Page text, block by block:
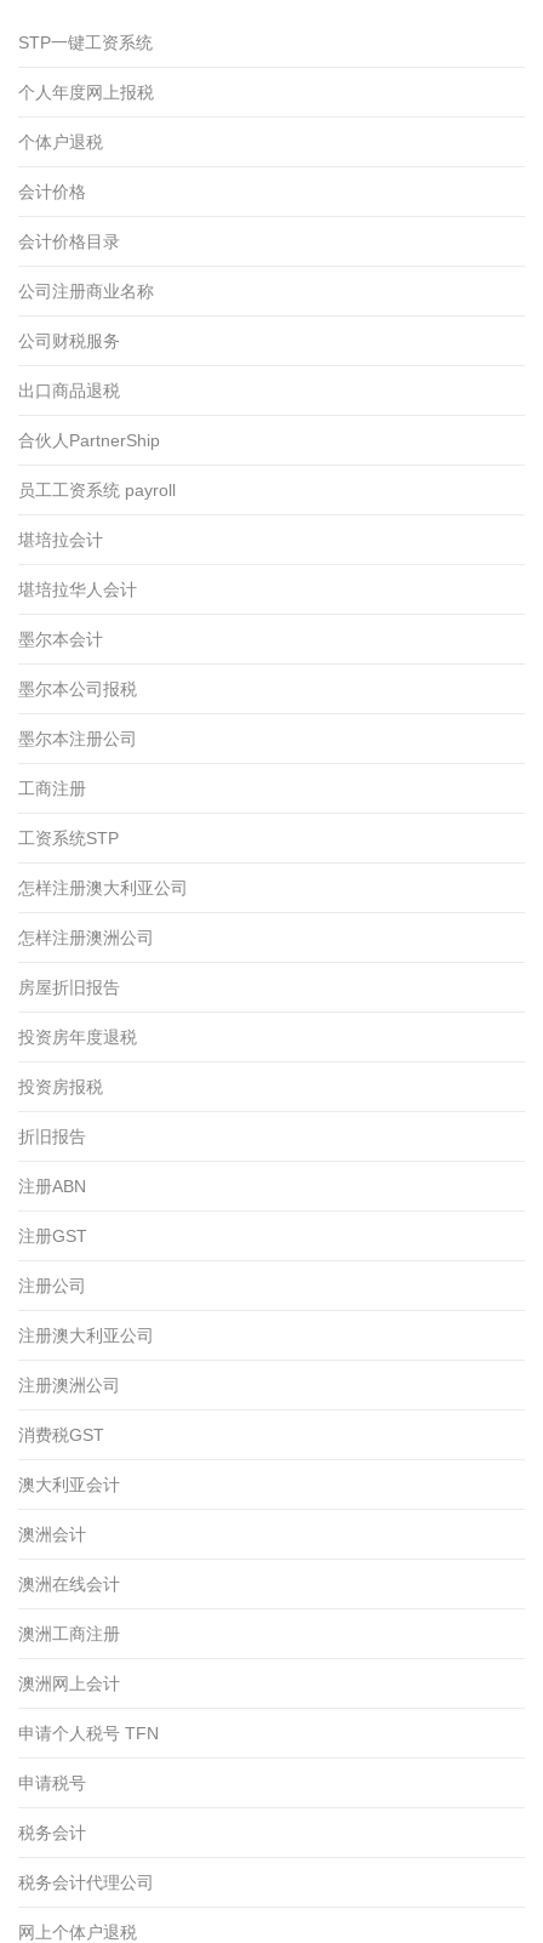
STP一键工资系统
个人年度网上报税
个体户退税
会计价格
会计价格目录
公司注册商业名称
公司财税服务
出口商品退税
合伙人PartnerShip
员工工资系统 payroll
堪培拉会计
堪培拉华人会计
墨尔本会计
墨尔本公司报税
墨尔本注册公司
工商注册
工资系统STP
怎样注册澳大利亚公司
怎样注册澳洲公司
房屋折旧报告
投资房年度退税
投资房报税
折旧报告
注册ABN
注册GST
注册公司
注册澳大利亚公司
注册澳洲公司
消费税GST
澳大利亚会计
澳洲会计
澳洲在线会计
澳洲工商注册
澳洲网上会计
申请个人税号 TFN
申请税号
税务会计
税务会计代理公司
网上个体户退税